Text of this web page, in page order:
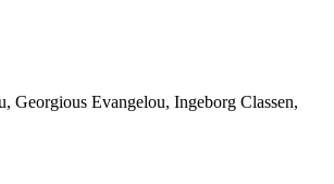
Evangelou, Ingeborg Classen,